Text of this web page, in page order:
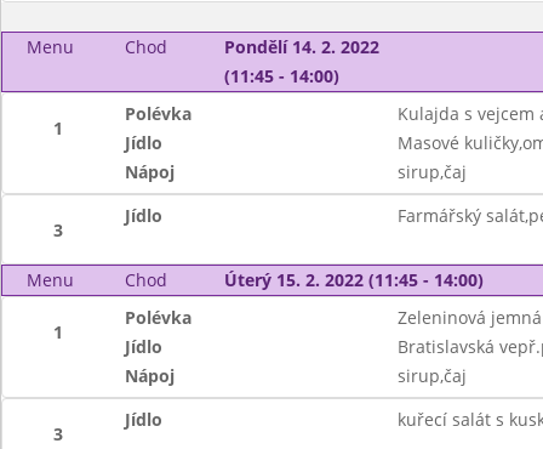
Menu Chod
Pondělí 14. 2. 2022
(11:45 - 14:00)
1
Polévka
Kulajda s
Jídlo
Masové
Nápoj
sirup,čaj
3
Jídlo Farmářský
Menu Chod Úterý 15. 2. 2022 (11:45 - 14:00)
1
Polévka
Zeleninová jemná
Jídlo
Bratislavská
Nápoj
sirup,čaj
3
Jídlo kuřecí salát s